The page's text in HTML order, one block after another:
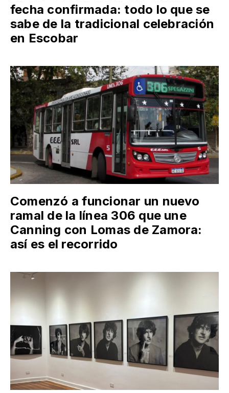
fecha confirmada: todo lo que se
sabe de la tradicional celebración
en Escobar
Comenzó a funcionar un nuevo
ramal de la línea 306 que une
Canning con Lomas de Zamora:
así es el recorrido